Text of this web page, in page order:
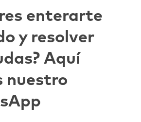
enterarte
y resolver
Aquí
nuestro